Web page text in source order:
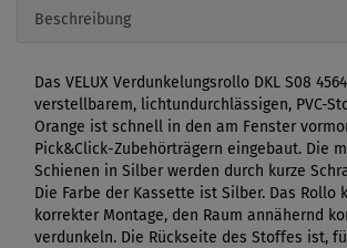
Beschreibung
Das VELUX Verdunkelungsrollo DKL S08
verstellbarem, lichtundurchlässigen, PVC-
Orange ist schnell in den am Fenster
Pick&Click-Zubehörträgern eingebaut. Die
Schienen in Silber werden durch kurze
Die Farbe der Kassette ist Silber. Das Rollo
korrekter Montage, den Raum annähernd
verdunkeln. Die Rückseite des Stoffes ist,